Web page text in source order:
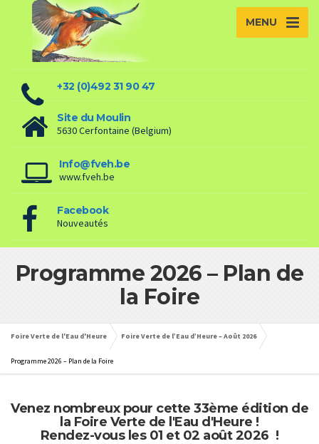
MENU
+32 (0)492 31 90 47
Site du Moulin
5630 Cerfontaine (Belgium)
Info@fveh.be
www.fveh.be
Facebook
Nouveautés
Programme 2026 – Plan de
la Foire
Foire Verte de l'Eau d'Heure Foire Verte de l’Eau d’Heure – Août 2026
Programme 2026 – Plan de la Foire
Venez nombreux pour cette 33ème édition de
la Foire Verte de l'Eau d'Heure !
Rendez-vous les 01 et 02 août 2026 !